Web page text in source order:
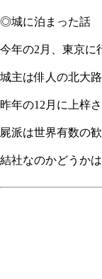
◎城に泊まった話
今年の2月、東京に
城主は俳人の北大路
昨年の12月に上梓
屍派は世界有数の
結社なのかどうか